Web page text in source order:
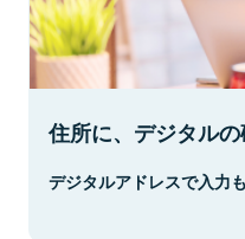
住所に、デジタルの
デジタルアドレスで入力